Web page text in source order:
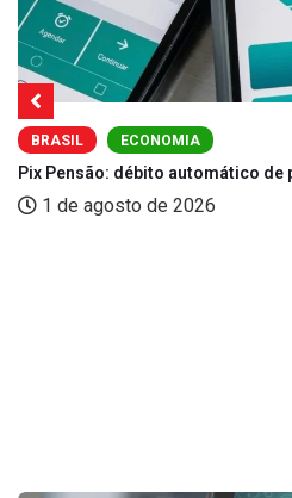
BRASIL ECONOMIA
Pix Pensão: débito automático de
1 de agosto de 2026